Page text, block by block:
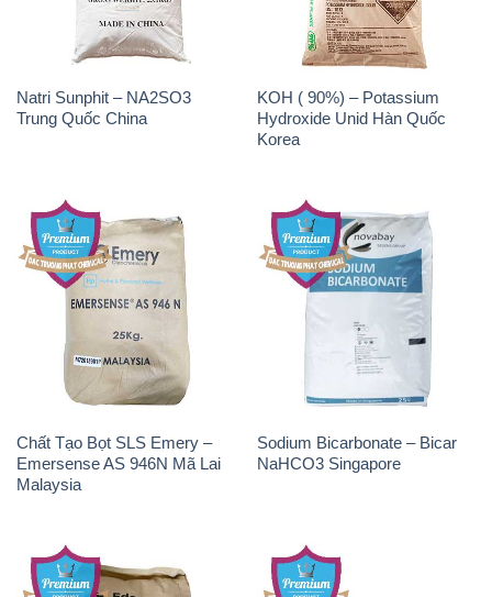
Natri Sunphit – NA2SO3
Trung Quốc China
KOH ( 90%) – Potassium
Hydroxide Unid Hàn Quốc
Korea
Chất Tạo Bọt SLS Emery –
Emersense AS 946N Mã Lai
Malaysia
Sodium Bicarbonate – Bicar
NaHCO3 Singapore